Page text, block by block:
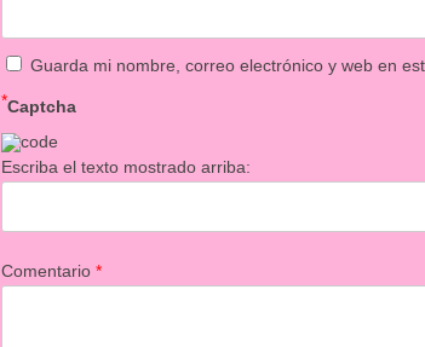
Guarda mi nombre, correo electrónico y web en
Captcha
*
Escriba el texto mostrado arriba:
Comentario*